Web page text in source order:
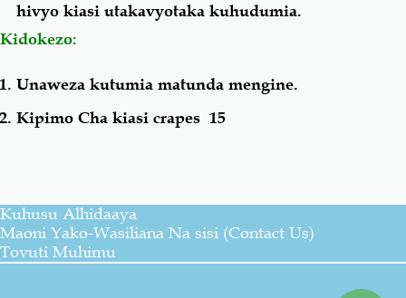
hivyo kiasi utakavyotaka kuhudumia.
Kidokezo:
Unaweza kutumia matunda mengine.
Kipimo Cha kiasi crapes 15
Kuhusu Alhidaaya
Maoni Yako-Wasiliana Na sisi (Contact Us)
Tovuti Muhimu